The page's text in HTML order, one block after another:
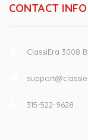
CONTACT INFO
ClassiEra 3008
315-522-9628